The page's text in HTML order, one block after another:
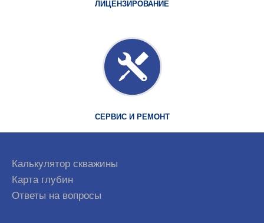
ЛИЦЕНЗИРОВАНИЕ
СЕРВИС И РЕМОНТ
Калькулятор скважины
Карта глубин
Ответы на вопросы